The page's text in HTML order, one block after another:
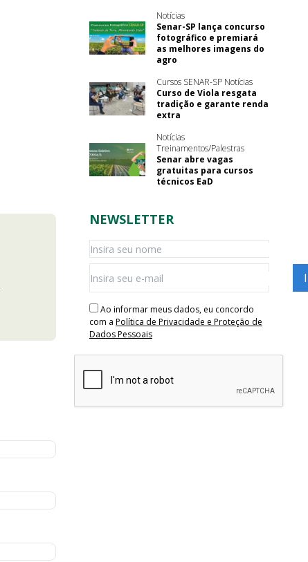
Notícias
Senar-SP lança concurso
fotográfico e premiará
as melhores imagens do
agro
Cursos SENAR-SP Notícias
Curso de Viola resgata
tradição e garante renda
extra
Notícias
Treinamentos/Palestras
Senar abre vagas
gratuitas para cursos
técnicos EaD
NEWSLETTER
Ao informar meus dados, eu concordo
com a Política de Privacidade e Proteção de
Dados Pessoais